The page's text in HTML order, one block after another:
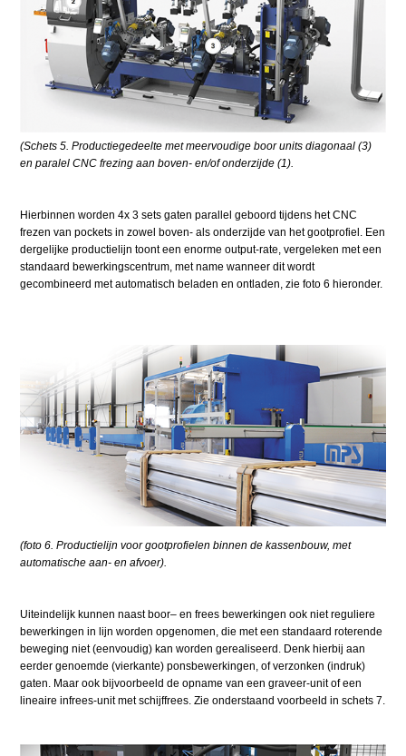
(Schets 5. Productiegedeelte met meervoudige boor units diagonaal (3)
en paralel CNC frezing aan boven- en/of onderzijde (1).
Hierbinnen worden 4x 3 sets gaten parallel geboord tijdens het CNC
frezen van pockets in zowel boven- als onderzijde van het gootprofiel. Een
dergelijke productielijn toont een enorme output-rate, vergeleken met een
standaard bewerkings­centrum, met name wanneer dit wordt
gecombineerd met automatisch beladen en ontladen, zie foto 6 hieronder.
(foto 6. Productielijn voor gootprofielen binnen de kassenbouw, met
automatische aan- en afvoer).
Uiteindelijk kunnen naast boor– en frees bewerkingen ook niet reguliere
bewerkingen in lijn worden opgenomen, die met een standaard roterende
beweging niet (eenvoudig) kan worden gerealiseerd. Denk hierbij aan
eerder genoemde (vierkante) ponsbewerkingen, of verzonken (indruk)
gaten. Maar ook bijvoorbeeld de opname van een graveer-unit of een
lineaire infrees-unit met schijffrees. Zie onderstaand voorbeeld in schets 7.